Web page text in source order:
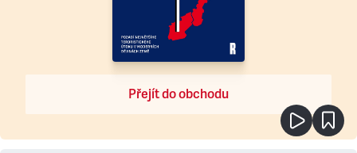
Přejít do obchodu